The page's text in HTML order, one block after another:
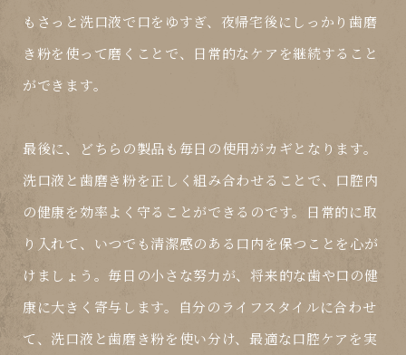
もさっと洗口液で口をゆすぎ、夜帰宅後にしっかり歯磨
き粉を使って磨くことで、日常的なケアを継続すること
ができます。
最後に、どちらの製品も毎日の使用がカギとなります。
洗口液と歯磨き粉を正しく組み合わせることで、口腔内
の健康を効率よく守ることができるのです。日常的に取
り入れて、いつでも清潔感のある口内を保つことを心が
けましょう。毎日の小さな努力が、将来的な歯や口の健
康に大きく寄与します。自分のライフスタイルに合わせ
て、洗口液と歯磨き粉を使い分け、最適な口腔ケアを実